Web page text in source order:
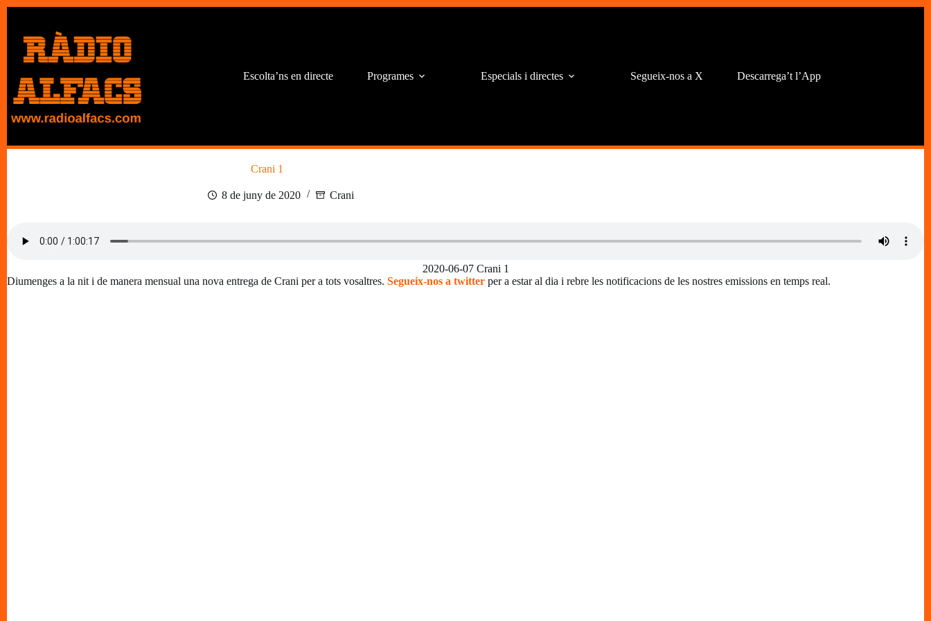
contingut
Escolta’ns en directe Programes Especials i directes Segueix-nos a X Descarrega’t l’App
Crani 1
8 de juny de 2020 Crani
2020-06-07 Crani 1
Diumenges a la nit i de manera mensual una nova entrega de Crani per a tots vosaltres. Segueix-nos a twitter per a estar al dia i rebre les notificacions de les nostres emissions en temps real.